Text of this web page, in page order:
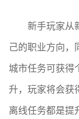
新手玩家从
己的职业方向，
城市任务可获得
升，玩家将会获
离线任务都是提